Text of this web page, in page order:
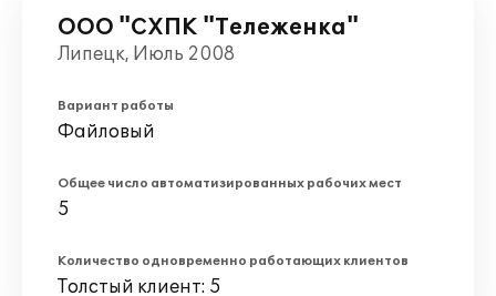
ООО "СХПК "Тележенка"
Липецк, Июль 2008
Вариант работы
Файловый
Общее число автоматизированных рабочих мест
5
Количество одновременно работающих клиентов
Толстый клиент: 5